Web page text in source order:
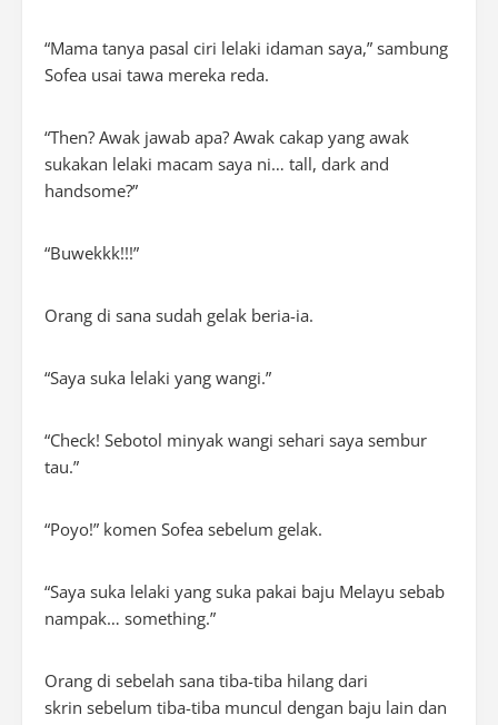
“Mama tanya pasal ciri lelaki idaman saya,” sambung
Sofea usai tawa mereka reda.
“Then? Awak jawab apa? Awak cakap yang awak
sukakan lelaki macam saya ni… tall, dark and
handsome?”
“Buwekkk!!!”
Orang di sana sudah gelak beria-ia.
“Saya suka lelaki yang wangi.”
“Check! Sebotol minyak wangi sehari saya sembur
tau.”
“Poyo!” komen Sofea sebelum gelak.
“Saya suka lelaki yang suka pakai baju Melayu sebab
nampak… something.”
Orang di sebelah sana tiba-tiba hilang dari
skrin sebelum tiba-tiba muncul dengan baju lain dan